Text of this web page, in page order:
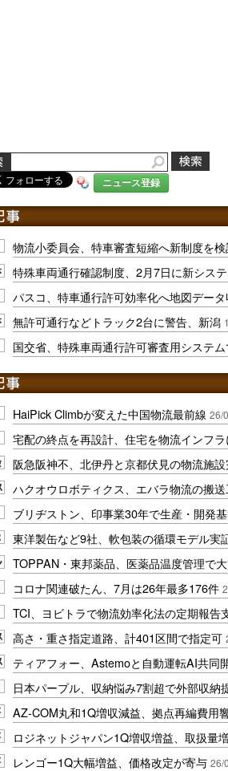
ニュース登録
物流小委員会、特車審査短縮へ新制度を
特殊車両通行確認制度、2月7日に新シス
パスコ、特車通行許可効率化へ地図デー
無許可通行などトラック2台に警告、新潟
国交省、特殊車両通行許可審査用システ
HaiPick Climbが変えた中国物流最前線 26/
宅配の終点を再設計、住宅を物流インフラ
阪急阪神不、北伊丹と京都伏見の物流施
ハクオウロボティクス、エバラ物流の搬
ブリヂストン、印事業30年で生産・開発
東洋製缶など9社、軟包装の循環モデル実
TOPPAN・東邦薬品、医薬品温度管理で
コロナ関連破たん、7月は26年最多176件
TCI、ヨビトラで物流効率化法の定期報告
高さ・重さ指定道路、計401区間で指定可
ティアフォー、Astemoと自動運転AI共同
日本パープル、収納悩み7割超で外部収納
AZ-COM丸和1Q増収減益、拠点再編費用
ロジネットジャパン1Q増収増益、取扱量
レンゴー1Q大幅増益、価格改定が寄与 26/